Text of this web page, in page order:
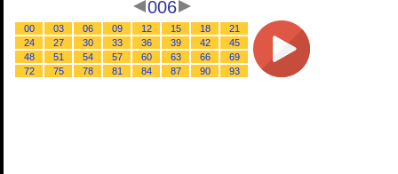
006
00 03 06 09 12 15 18
21
24
27 30 33 36 39 42
45
48
51 54 57 60 63 66
69
72
75 78 81 84 87 90 93